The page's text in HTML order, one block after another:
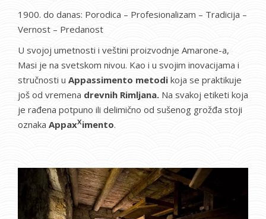
1900. do danas: Porodica – Profesionalizam – Tradicija –
Vernost – Predanost
U svojoj umetnosti i veštini proizvodnje Amarone-a,
Masi je na svetskom nivou. Kao i u svojim inovacijama i
stručnosti u Appassimento metodi koja se praktikuje
još od vremena drevnih Rimljana. Na svakoj etiketi koja
je rađena potpuno ili delimično od sušenog grožđa stoji
oznaka AppaxXimento.